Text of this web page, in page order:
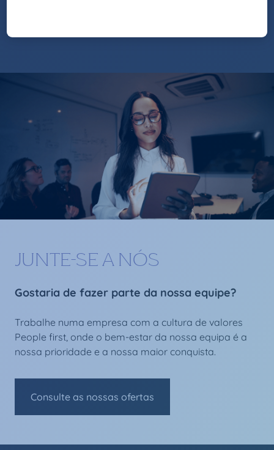
JUNTE-SE A NÓS
Gostaria de fazer parte da nossa equipe?
Trabalhe numa empresa com a cultura de valores
People first, onde o bem-estar da nossa equipa é a
nossa prioridade e a nossa maior conquista.
Consulte as nossas ofertas